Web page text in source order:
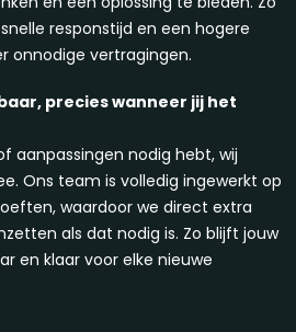
responstijd en een hogere
onnodige vertragingen.
precies wanneer jij het
aanpassingen nodig hebt, wij
Ons team is volledig ingewerkt op
waardoor we direct extra
als dat nodig is. Zo blijft jouw
en klaar voor elke nieuwe